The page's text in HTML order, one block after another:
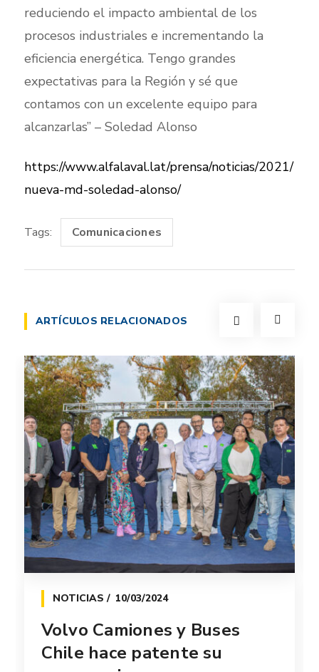
reduciendo el impacto ambiental de los
procesos industriales e incrementando la
eficiencia energética. Tengo grandes
expectativas para la Región y sé que
contamos con un excelente equipo para
alcanzarlas” – Soledad Alonso
https://www.alfalaval.lat/prensa/noticias/2021/
nueva-md-soledad-alonso/
Tags: Comunicaciones
ARTÍCULOS RELACIONADOS
NOTICIAS 10/03/2024
Volvo Camiones y Buses
Chile hace patente su